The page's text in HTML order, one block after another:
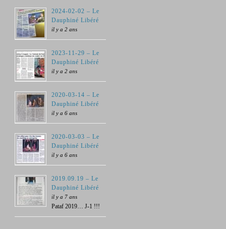
2024-02-02 – Le
Dauphiné Libéré
il y a 2 ans
2023-11-29 – Le
Dauphiné Libéré
il y a 2 ans
2020-03-14 – Le
Dauphiné Libéré
il y a 6 ans
2020-03-03 – Le
Dauphiné Libéré
il y a 6 ans
2019.09.19 – Le
Dauphiné Libéré
il y a 7 ans
Pataf 2019… J-1 !!!